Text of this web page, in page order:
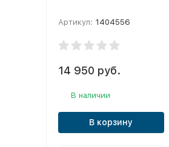
Артикул: 1404556
14 950 руб.
В наличии
В корзину